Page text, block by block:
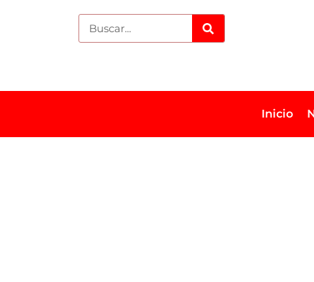
Inicio